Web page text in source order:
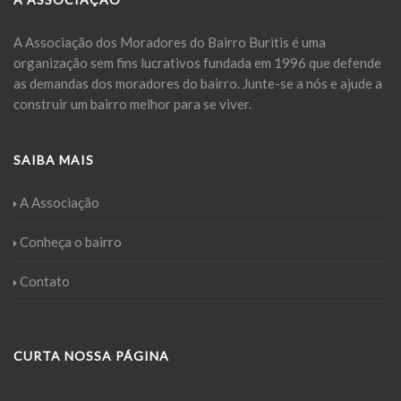
A Associação dos Moradores do Bairro Buritis é uma
organização sem fins lucrativos fundada em 1996 que defende
as demandas dos moradores do bairro. Junte-se a nós e ajude a
construir um bairro melhor para se viver.
SAIBA MAIS
A Associação
Conheça o bairro
Contato
CURTA NOSSA PÁGINA